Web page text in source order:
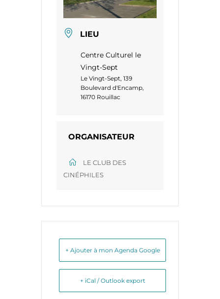
LIEU
Centre Culturel le
Vingt-Sept
Le Vingt-Sept, 139
Boulevard d'Encamp,
16170 Rouillac
ORGANISATEUR
LE CLUB DES
CINÉPHILES
+ Ajouter à mon Agenda Google
+ iCal / Outlook export